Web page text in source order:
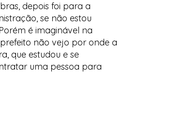
depois foi para a
se não estou
é imaginável na
não vejo por onde a
que estudou e se
uma pessoa para